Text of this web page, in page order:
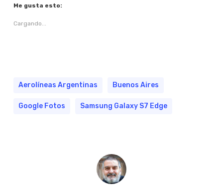
Me gusta esto:
Cargando...
Aerolíneas Argentinas Buenos Aires
Google Fotos Samsung Galaxy S7 Edge